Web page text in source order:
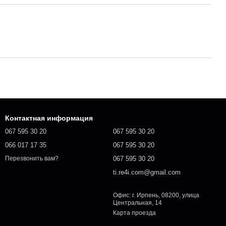
Контактная информация
067 595 30 20
066 017 17 35
Перезвонить вам?
067 595 30 20
067 595 30 20
067 595 30 20
ti.re4i.com@gmail.com
Офис: г. Ирпень, 08200, улица
Центральная, 14
Карта проезда